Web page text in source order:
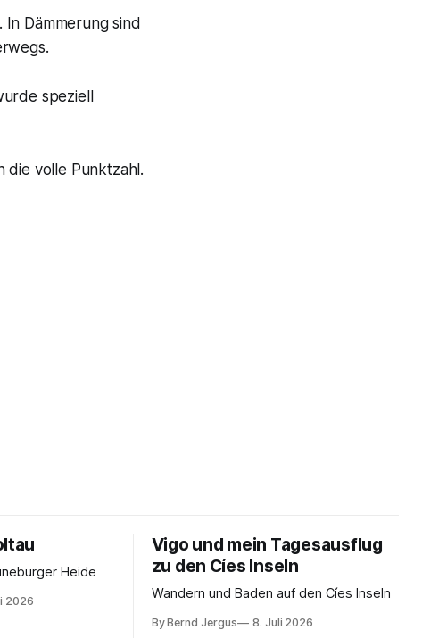
Dämmerung sind
speziell
die volle Punktzahl.
Heide
2026
Vigo und mein Tagesausflug
zu den Cíes Inseln
Wandern und Baden auf den Cíes Inseln
By Bernd Jergus 8. Juli 2026